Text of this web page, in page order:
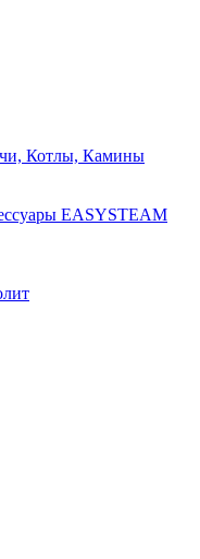
Котлы, Камины
EASYSTEAM